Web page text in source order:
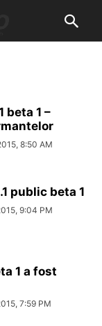
beta 1 –
8:50 AM
public beta 1
9:04 PM
1 a fost
7:59 PM